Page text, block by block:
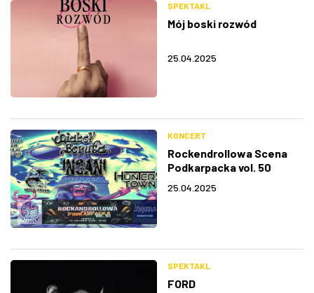
SPEKTAKL
Mój boski rozwód
25.04.2025
KONCERT
Rockendrollowa Scena
Podkarpacka vol. 50
25.04.2025
SPEKTAKL
FORD